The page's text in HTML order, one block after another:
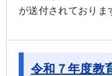
が送付されておりま
令和７年度教